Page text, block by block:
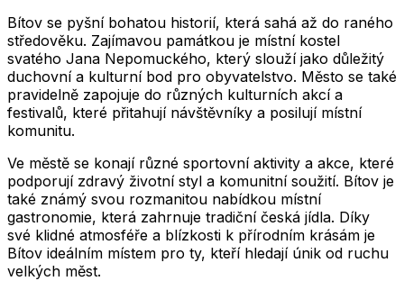
Bítov se pyšní bohatou historií, která sahá až do raného
středověku. Zajímavou památkou je místní kostel
svatého Jana Nepomuckého, který slouží jako důležitý
duchovní a kulturní bod pro obyvatelstvo. Město se také
pravidelně zapojuje do různých kulturních akcí a
festivalů, které přitahují návštěvníky a posilují místní
komunitu.
Ve městě se konají různé sportovní aktivity a akce, které
podporují zdravý životní styl a komunitní soužití. Bítov je
také známý svou rozmanitou nabídkou místní
gastronomie, která zahrnuje tradiční česká jídla. Díky
své klidné atmosféře a blízkosti k přírodním krásám je
Bítov ideálním místem pro ty, kteří hledají únik od ruchu
velkých měst.